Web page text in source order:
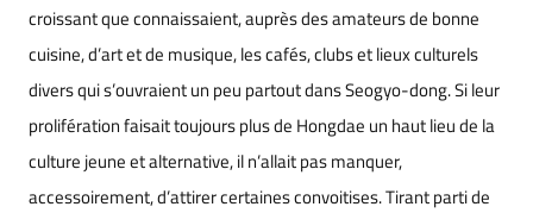
croissant que connaissaient, auprès des amateurs de bonne
cuisine, d’art et de musique, les cafés, clubs et lieux culturels
divers qui s’ouvraient un peu partout dans Seogyo-dong. Si leur
prolifération faisait toujours plus de Hongdae un haut lieu de la
culture jeune et alternative, il n’allait pas manquer,
accessoirement, d’attirer certaines convoitises. Tirant parti de